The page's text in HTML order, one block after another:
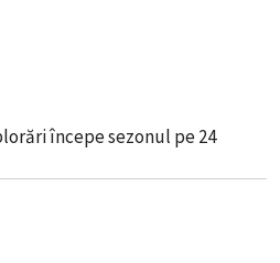
începe sezonul pe 24